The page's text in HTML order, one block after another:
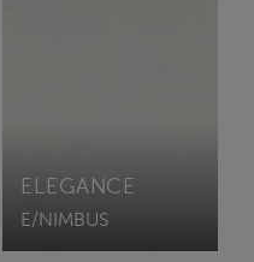
ELEGANCE
E/NIMBUS